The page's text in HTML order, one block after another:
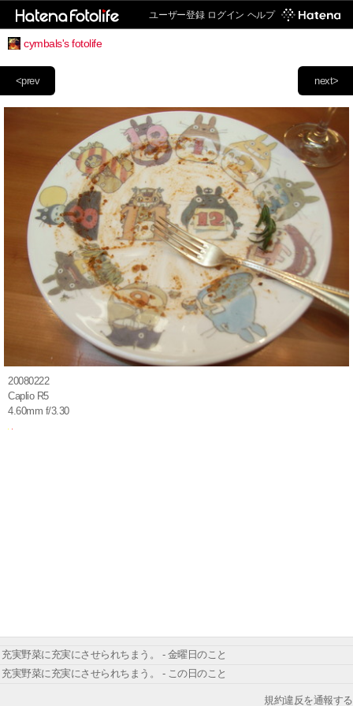
ユーザー登録 ログイン ヘルプ
cymbals's fotolife
next>
<prev
20080222
Caplio R5
4.60mm f/3.30
充実野菜に充実にさせられちまう。 - 金曜日のこと
充実野菜に充実にさせられちまう。 - この日のこと
規約違反を通報する